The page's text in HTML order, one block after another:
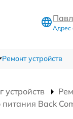
Адрес
Ремонт устройств
устройств
Back